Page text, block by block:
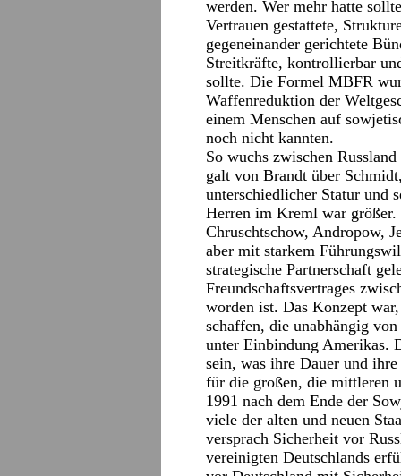
werden. Wer mehr hatte
Vertrauen gestattete,
gegeneinander gerichtete
Streitkräfte, kontrollierbar
sollte. Die Formel MBFR
Waffenreduktion der
einem Menschen auf
noch nicht kannten.
So wuchs zwischen
galt von Brandt über
unterschiedlicher Statur und
Herren im Kreml war
Chruschtschow, Andropow,
aber mit starkem
strategische Partnerschaft
Freundschaftsvertrages
worden ist. Das Konzept
schaffen, die unabhängig
unter Einbindung Amerikas.
sein, was ihre Dauer und
für die großen, die mittleren
1991 nach dem Ende der
viele der alten und neuen
versprach Sicherheit vor
vereinigten Deutschlands